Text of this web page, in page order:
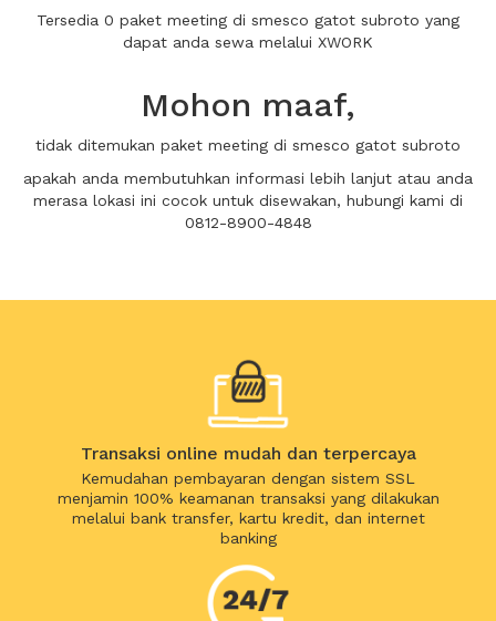
Tersedia 0 paket meeting di smesco gatot subroto yang
dapat anda sewa melalui XWORK
Mohon maaf,
tidak ditemukan paket meeting di smesco gatot subroto
apakah anda membutuhkan informasi lebih lanjut atau anda
merasa lokasi ini cocok untuk disewakan, hubungi kami di
0812-8900-4848
Transaksi online mudah dan terpercaya
Kemudahan pembayaran dengan sistem SSL
menjamin 100% keamanan transaksi yang dilakukan
melalui bank transfer, kartu kredit, dan internet
banking